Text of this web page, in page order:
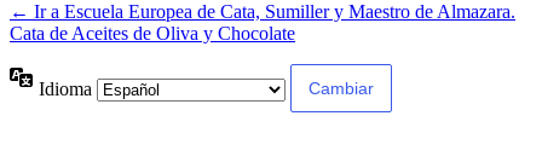
← Ir a Escuela Europea de Cata, Sumiller y Maestro de Almazara.
Cata de Aceites de Oliva y Chocolate
Idioma